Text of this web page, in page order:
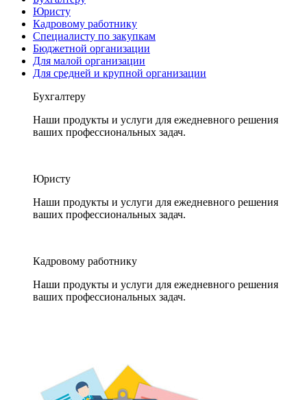
Юристу
Кадровому работнику
Специалисту по закупкам
Бюджетной организации
Для малой организации
Для средней и крупной организации
Бухгалтеру
Наши продукты и услуги для ежедневного решения
ваших профессиональных задач.
Юристу
Наши продукты и услуги для ежедневного решения
ваших профессиональных задач.
Кадровому работнику
Наши продукты и услуги для ежедневного решения
ваших профессиональных задач.